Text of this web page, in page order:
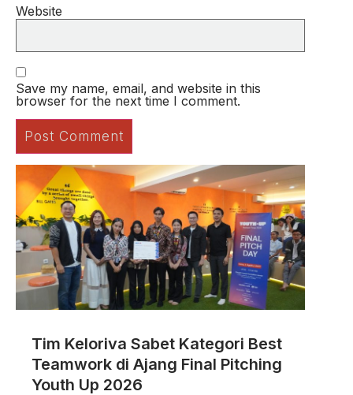
Website
Save my name, email, and website in this
browser for the next time I comment.
Tim Keloriva Sabet Kategori Best
Teamwork di Ajang Final Pitching
Youth Up 2026